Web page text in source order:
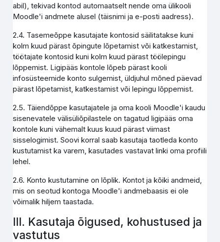
abil), tekivad kontod automaatselt nende oma ülikooli
Moodle'i andmete alusel (täisnimi ja e-posti aadress).
2.4. Tasemeõppe kasutajate kontosid säilitatakse kuni
kolm kuud pärast õpingute lõpetamist või katkestamist,
töötajate kontosid kuni kolm kuud pärast töölepingu
lõppemist. Ligipääs kontole lõpeb pärast kooli
infosüsteemide konto sulgemist, üldjuhul mõned päevad
pärast lõpetamist, katkestamist või lepingu lõppemist.
2.5. Täiendõppe kasutajatele ja oma kooli Moodle'i kaudu
sisenevatele välisüliõpilastele on tagatud ligipääs oma
kontole kuni vähemalt kuus kuud pärast viimast
sisselogimist. Soovi korral saab kasutaja taotleda konto
kustutamist ka varem, kasutades vastavat linki oma profiili
lehel.
2.6. Konto kustutamine on lõplik. Kontot ja kõiki andmeid,
mis on seotud kontoga Moodle'i andmebaasis ei ole
võimalik hiljem taastada.
III. Kasutaja õigused, kohustused ja
vastutus